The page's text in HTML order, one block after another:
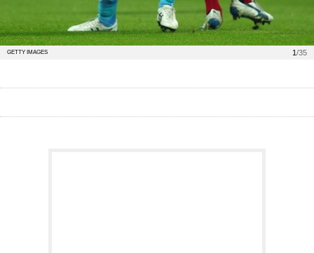
1/35
GETTY IMAGES